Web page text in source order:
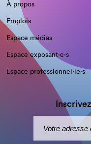
À propos
Emplois
Espace médias
Espace exposant·e⋅s
Espace professionnel·le⋅s